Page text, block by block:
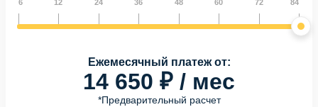
6 12 24 36 48 60 72 84
Ежемесячный платеж от:
14 650 ₽ / мес
*Предварительный расчет